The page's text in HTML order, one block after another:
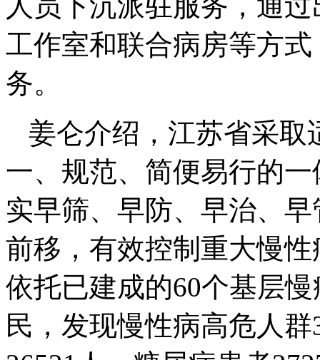
工作室和联合病房等方
务。
姜仑介绍，江苏省采取
一、规范、简便易行的
实早筛、早防、早治、
前移，有效控制重大慢
依托已建成的60个基层
民，发现慢性病高危人